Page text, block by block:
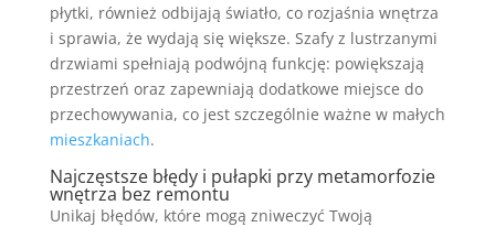
płytki, również odbijają światło, co rozjaśnia wnętrza
i sprawia, że wydają się większe. Szafy z lustrzanymi
drzwiami spełniają podwójną funkcję: powiększają
przestrzeń oraz zapewniają dodatkowe miejsce do
przechowywania, co jest szczególnie ważne w małych
mieszkaniach.
Najczęstsze błędy i pułapki przy metamorfozie
wnętrza bez remontu
Unikaj błędów, które mogą zniweczyć Twoją